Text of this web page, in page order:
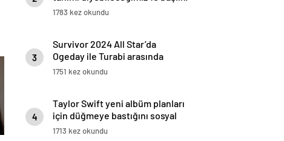
1783 kez okundu
3
Survivor 2024 All Star’da
Ogeday ile Turabi arasında
gerginlik tırmandı! Adaya veda
1751 kez okundu
4
Taylor Swift yeni albüm planları
için düğmeye bastığını sosyal
medyadan duyurdu!
1713 kez okundu